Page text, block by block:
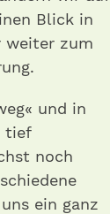
Blick in
weiter zum
und in
tief
noch
ein ganz